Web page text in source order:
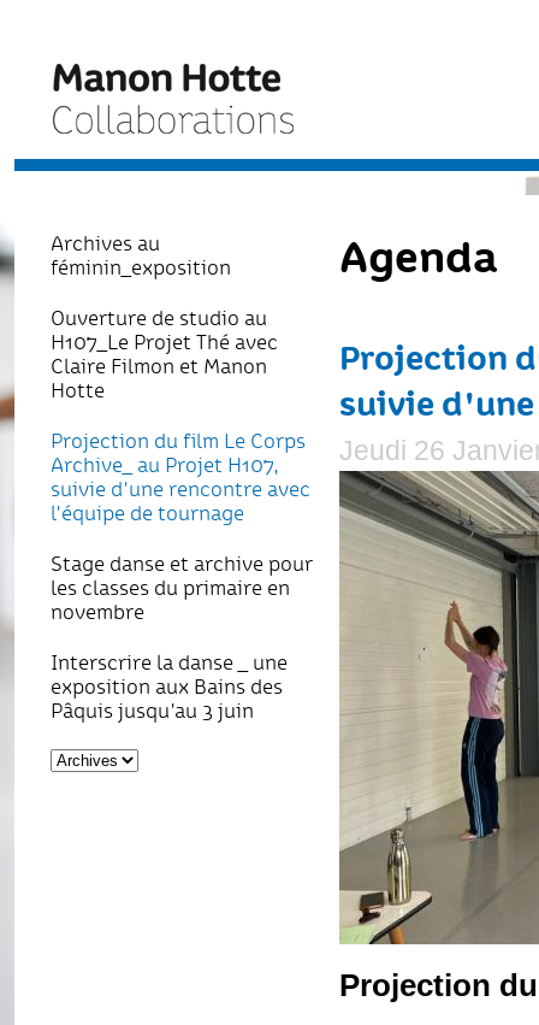
Archives au
féminin_exposition
Ouverture de studio au
H107_Le Projet Thé avec
Claire Filmon et Manon
Hotte
Projection du film Le Corps
Archive_ au Projet H107,
suivie d'une rencontre avec
l'équipe de tournage
Stage danse et archive pour
les classes du primaire en
novembre
Interscrire la danse _ une
exposition aux Bains des
Pâquis jusqu'au 3 juin
Agenda
Projection
suivie
Jeudi 26
Projection